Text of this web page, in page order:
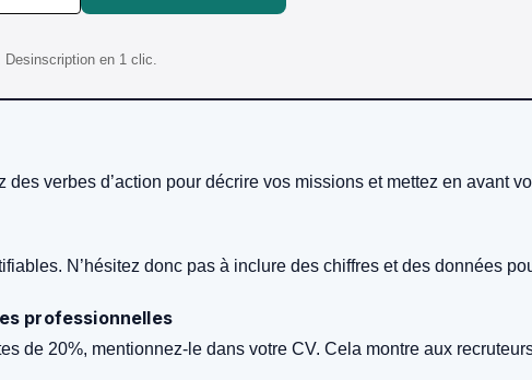
Desinscription en 1 clic.
verbes d’action pour décrire vos missions et mettez en avant
N’hésitez donc pas à inclure des chiffres et des données
professionnelles
de 20%, mentionnez-le dans votre CV. Cela montre aux